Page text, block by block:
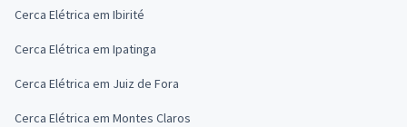
Cerca Elétrica em Ibirité
Cerca Elétrica em Ipatinga
Cerca Elétrica em Juiz de Fora
Cerca Elétrica em Montes Claros